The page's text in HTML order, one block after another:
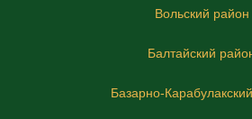
Вольский район
Балтайский
Базарно-